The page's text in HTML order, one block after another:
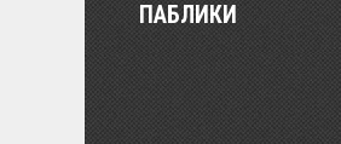
ПАБЛИКИ